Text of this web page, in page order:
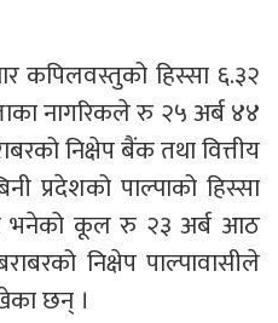
कपिलवस्तुको हिस्सा ६.३२
नागरिकले रु २५ अर्ब ४४
निक्षेप बैंक तथा वित्तीय
प्रदेशको पाल्पाको हिस्सा
भनेको कूल रु २३ अर्ब आठ
निक्षेप पाल्पावासीले
छन् ।